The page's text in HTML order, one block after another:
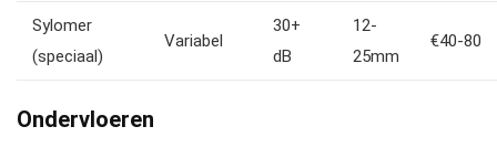
Sylomer
(speciaal)
Variabel
30+
dB
12-
25mm
€40-80
Ondervloeren